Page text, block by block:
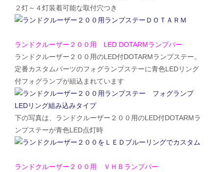
２灯～４灯装着可能な取付穴つき
ランドクルーザー２００用 LED DOTARMランプバー
ランドクルーザー２００用のLED付DOTARMランプステー。
定番カスタムパーツのフォグランプステーに青色LEDリング
付フォグランプが組込まれています
下の写真は、ランドクルーザー２００用のLED付DOTARMラ
ンプステーが青色LED点灯時
ランドクルーザー２００用 ＶＨＢランプバー